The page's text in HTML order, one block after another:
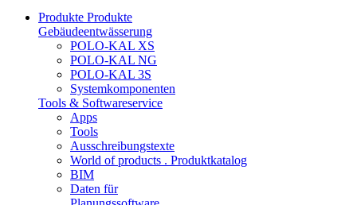
Produkte Produkte
Gebäudeentwässerung
POLO-KAL XS
POLO-KAL NG
POLO-KAL 3S
Systemkomponenten
Tools & Softwareservice
Apps
Tools
Ausschreibungstexte
World of products . Produktkatalog
BIM
Daten für